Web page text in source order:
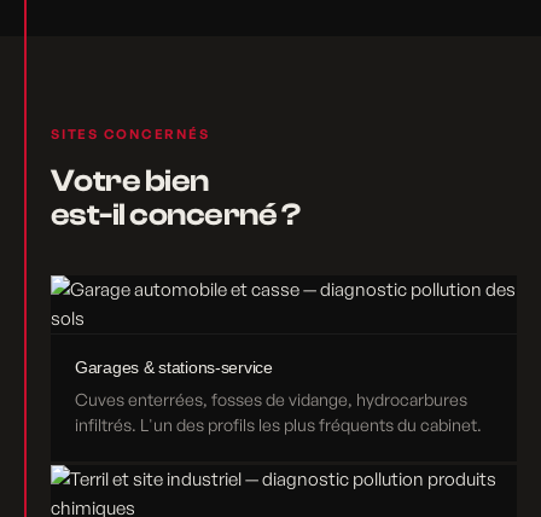
SITES CONCERNÉS
Votre bien
est-il concerné ?
Garages & stations-service
Cuves enterrées, fosses de vidange, hydrocarbures
infiltrés. L'un des profils les plus fréquents du cabinet.